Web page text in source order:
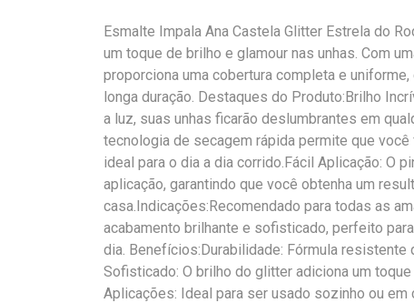
Esmalte Impala Ana Castela Glitter Estrela do
um toque de brilho e glamour nas unhas. Com
proporciona uma cobertura completa e
longa duração. Destaques do Produto:Brilho
a luz, suas unhas ficarão deslumbrantes em
tecnologia de secagem rápida permite que
ideal para o dia a dia corrido.Fácil Aplicação: O
aplicação, garantindo que você obtenha um
casa.Indicações:Recomendado para todas as
acabamento brilhante e sofisticado, perfeito
dia. Benefícios:Durabilidade: Fórmula
Sofisticado: O brilho do glitter adiciona um
Aplicações: Ideal para ser usado sozinho ou